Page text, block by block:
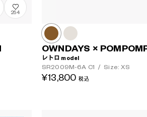
254
OWNDAYS ×
レトロ model
SR2009M-6A C1 / Size: XS
¥13,800 税込